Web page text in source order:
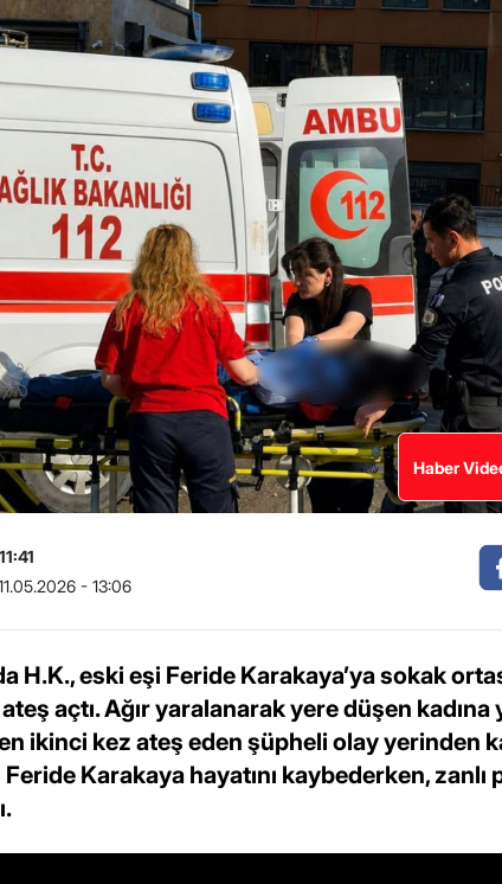
Haber
- 13:06
H.K., eski eşi Feride Karakaya’ya sokak
açtı. Ağır yaralanarak yere düşen kadına
ikinci kez ateş eden şüpheli olay yerinden
Feride Karakaya hayatını kaybederken, zanlı